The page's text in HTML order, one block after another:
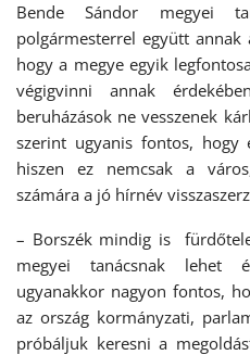
Bende Sándor megyei
polgármesterrel együtt annak
hogy a megye egyik
végigvinni annak
beruházások ne vesszenek
szerint ugyanis fontos, hogy
hiszen ez nemcsak a
számára a jó hírnév
– Borszék mindig is
megyei tanácsnak lehet
ugyanakkor nagyon fontos,
az ország kormányzati,
próbáljuk keresni a